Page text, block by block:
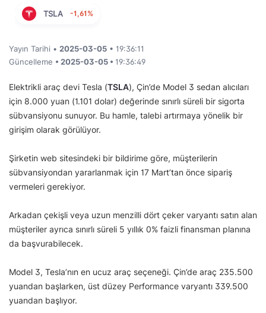
TSLA -1,61%
Yayın Tarihi • 2025-03-05 • 19:36:11
Güncelleme • 2025-03-05 • 19:36:49
Elektrikli araç devi Tesla (TSLA), Çin’de Model 3 sedan alıcıları
için 8.000 yuan (1.101 dolar) değerinde sınırlı süreli bir sigorta
sübvansiyonu sunuyor. Bu hamle, talebi artırmaya yönelik bir
girişim olarak görülüyor.
Şirketin web sitesindeki bir bildirime göre, müşterilerin
sübvansiyondan yararlanmak için 17 Mart’tan önce sipariş
vermeleri gerekiyor.
Arkadan çekişli veya uzun menzilli dört çeker varyantı satın alan
müşteriler ayrıca sınırlı süreli 5 yıllık 0% faizli finansman planına
da başvurabilecek.
Model 3, Tesla’nın en ucuz araç seçeneği. Çin’de araç 235.500
yuandan başlarken, üst düzey Performance varyantı 339.500
yuandan başlıyor.